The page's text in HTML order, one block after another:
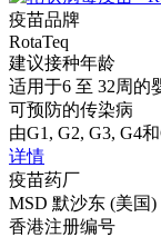
疫苗品牌
RotaTeq
建议接种年龄
适用于6 至 32周的
可预防的传染病
由G1, G2, G3, G4
详情
疫苗药厂
MSD 默沙东 (美国)
香港注册编号